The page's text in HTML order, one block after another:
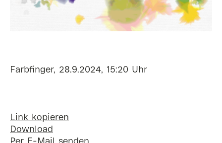
Farbfinger, 28.9.2024, 15:20 Uhr
Link kopieren
Download
Per E-Mail senden